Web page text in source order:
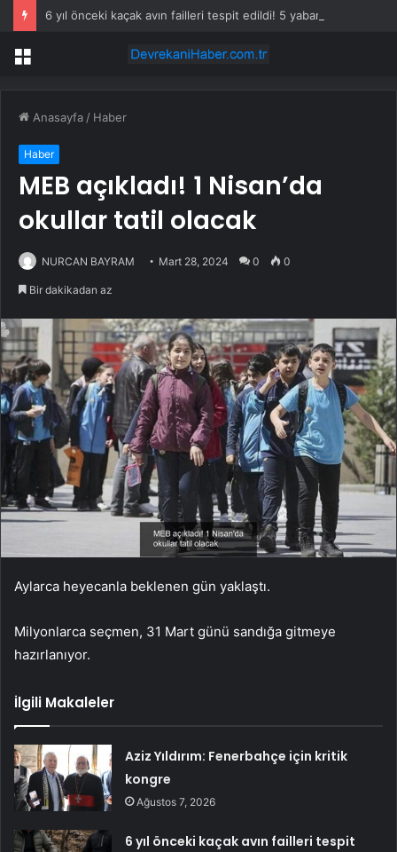
Menü
Anasayfa / Haber
Haber
MEB açıkladı! 1 Nisan’da
okullar tatil olacak
NURCAN BAYRAM Mart 28, 2024 0 0
Bir dakikadan az
Aylarca heyecanla beklenen gün yaklaştı.
Milyonlarca seçmen, 31 Mart günü sandığa gitmeye
hazırlanıyor.
İlgili Makaleler
Aziz Yıldırım: Fenerbahçe için kritik
kongre
Ağustos 7, 2026
6 yıl önceki kaçak avın failleri tespit